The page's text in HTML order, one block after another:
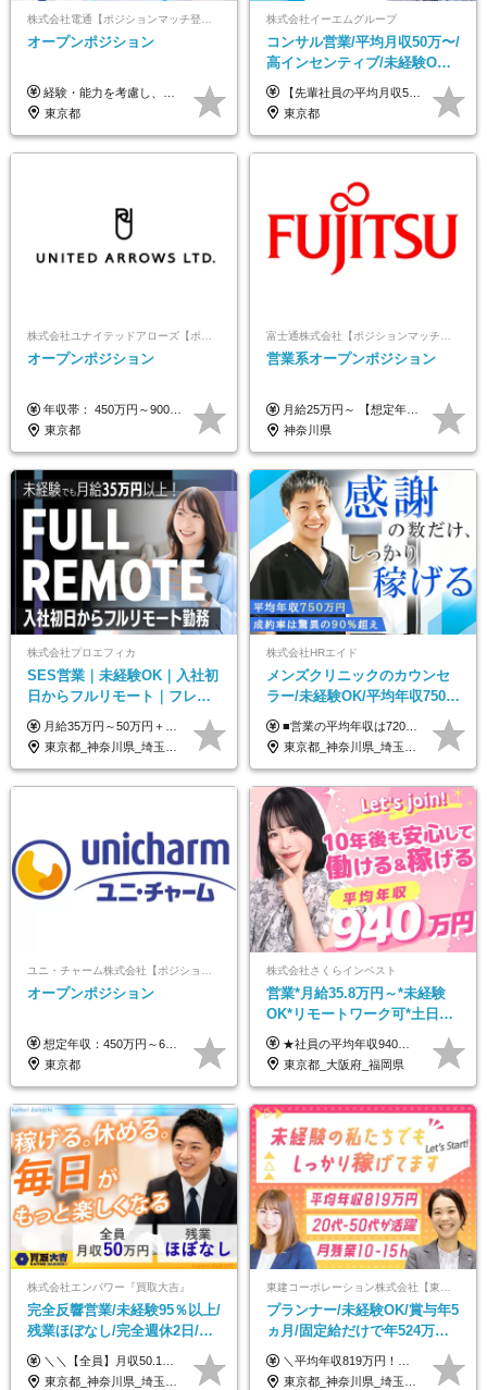
株式会社電通【ポジションマッチ登録】
オープンポジション
経験・能力を考慮し、当社規定により決定します。 ▼参考情報 ------------ 年収イメージ：500万～1500万
東京都
株式会社イーエムグループ
コンサル営業/平均月収50万〜/
高インセンティブ/未経験OK/
残業なし/4,50代も活躍/ブラン
ク可/面接1回
【先輩社員の平均月収50万円】 月給30万円以上+インセンティブ+その他手当 ※経験・スキルを考慮の上で給与を決定します ※上記には5万円（月20時間分）のみなし残業代と一律手当（営業手当4万円、能力評価手当4万円）を含みます ※上記を超える残業代は別途全額支給します ※試用期間：3ヶ月あり（試用期間中の待遇に差異なし）
東京都
オープンポジション
年収帯： 450万円～900万円 ※経験・スキルを考慮の上、決定します。
東京都
営業系オープンポジション
月給25万円～ 【想定年収】 400万円～1000万円（残業代及び諸手当込） ※ご経験、前年収、ご年齢に応じて決定します。
神奈川県
株式会社プロエフィカ
SES営業｜未経験OK｜入社初
日からフルリモート｜フレッ
クス可｜残業月平均10h以下｜
事業立ち上げメンバー
月給35万円～50万円＋交通費 ◎経験やスキルを考慮し、最大限優遇します ◎上記月給は固定残業代月40時間分(月10万9,375～)を含みます。残業時間が超過した場合はその分追加支給します ◎試用期間6カ月あり(給与や待遇は同じです)
東京都_神奈川県_埼玉県_千葉県_大阪府_愛知県_北海道_青森県_岩手県_宮城県_秋田県_山形県_福島県_茨城県_栃木県_群馬県_新潟県_山梨県_長野県_富山県_石川県_福井県_静岡県_岐阜県_三重県_兵庫県_京都府_滋賀県_奈良県_和歌山県_広島県_岡山県_鳥取県_島根県_山口県_徳島県_香川県_愛媛県_高知県_福岡県_熊本県_佐賀県_長崎県_大分県_宮崎県_鹿児島県_沖縄県
株式会社HRエイド
メンズクリニックのカウンセ
ラー/未経験OK/平均年収750万
円/4人に1人が年収1000万円超
え/成約率90％
■営業の平均年収は720万円！ ■4人に1人が年収1000万円超え 月給27万円～100万円+インセンティブ(平均月20～40万円程) ＜インセンティブ制度について＞ 当社では創業以来、頑張ったらその分稼げる環境づくりに注力。カウンセラー部署では、個人の成約金額・チームの成果・事業部の売上利益を掛け合わせる新しいインセンティブ制度を導入しました。あなたの頑張り次第で毎月高インセンティブが実現できる体制です！ ※上記金額には固定残業代（35,500円以上～・30時間分）が含まれます。時間超過分は追加支給します。 ※試用期間3か月あり。研修期間3か月中は、月給25万円～30万円になります。(固定残業代：35,500円～・23h分を含む) ※インセンティブの一部は、研修期間中から支給されます。その他待遇の差異はありません。
東京都_神奈川県_埼玉県_千葉県_大阪府_愛知県_北海道_宮城県_栃木県_群馬県_静岡県_兵庫県_京都府_岡山県_熊本県
オープンポジション
想定年収：450万円～650万円 ※経験・能力を考慮の上、規定により優遇いたします ※試用期間6ヵ月（その間の給与・待遇に変動はありません）
東京都
株式会社さくらインベスト
営業*月給35.8万円～*未経験
OK*リモートワーク可*土日祝
休み*年休123日以上*転職者全
員が収入UP
★社員の平均年収940万円（※2025年11月時点） ★転職者は全員収入アップを実現 ★入社半年で昇給した実績あり！ 【営業未経験】 月給35万8,000円～（固定残業代含む）＋インセンティブ ＋賞与年2回 【管理職候補】 月給40万円～100万円＋インセンティブ＋賞与年2回 ※固定残業代は、時間外労働の有無にかかわらず月25時間分（月5万8,000円～）を支給します。 ※上記を超える時間外労働分は、別途追加で支給します。 ＼月給額が高い理由について／ 当社が扱うのは、1件あたり100万円以上となる高単価な金融商品です。 そのため月給ベースも高く設定して社員に還元しています。 ＜試用期間中の給与＞※営業未経験の方 試用期間2カ月あり。 月給25万円＋営業手当5万円（資格取得後より日割り支給） ※残業代は別途全額支給します。 ※その他の待遇に差異はありません。 ★時短勤務も可能です ・7時間勤務：月給26万2,500円～＋インセンティブ＋賞与（年2回） ・6時間勤務：月給24万円～＋インセンティブ＋賞与（年2回） （時短勤務例）9:00-16:00、10:00-17:00など
東京都_大阪府_福岡県
株式会社エンパワー『買取大吉』
完全反響営業/未経験95％以上/
残業ほぼなし/完全週休2日/月
収50万円スタート！/賞与年2
回
＼＼【全員】月収50.1万円保証！／／ 月給30.1万円＋インセン＋特別手当20万円(半年間)＋賞与 ※経験者は優遇いたします（研修も免除の場合有） ※固定残業代:7万4000円以上/月45時間分を含む ※固定残業代は残業がない場合も支給し、超過分は別途支給します ■入社後5日間研修を実施 研修中のテスト（ロープレ、商材知識）合格で研修生卒業となり翌月からインセンティブの対象に。 ロープレは細かな評価基準があり、顧客満足度をキープするため非常に重要なテストです。 ※4カ月目以降も不合格の場合、月給28.3万円／1カ月以内合格率100％ ＜平均年収＞ ◆一般メンバー ：625万円 ◆店長（管理職）：1178万円 ◆マネージャー ：4160万円
東京都_神奈川県_埼玉県_千葉県_大阪府_愛知県_北海道_青森県_岩手県_宮城県_秋田県_山形県_福島県_茨城県_栃木県_群馬県_新潟県_山梨県_長野県_富山県_石川県_福井県_静岡県_岐阜県_三重県_兵庫県_京都府_滋賀県_奈良県_和歌山県_広島県_岡山県_鳥取県_島根県_山口県_徳島県_香川県_愛媛県_高知県_福岡県_熊本県_佐賀県_長崎県_大分県_宮崎県_鹿児島県_沖縄県
プランナー/未経験OK/賞与年5
ヵ月/固定給だけで年524万円
可能/二人に一人が年収700万
円/休めて稼げる
＼平均年収819万円！社員の最大年収3,131万円／ ＼2人に1人が年収700万円以上／ ＼5人に1人が年収1,000万円以上！／ 固定給だけで、年収524万円も可能！ インセンティブだけでなく固定給でもしっかり稼げる仕組みです！ 【入社初年度】 年収400万～550万円＋インセンティブ →月給26万3,000円～29万5,600円＋賞与年2回（基本給×約5ヵ月分※前年度実績）＋インセンティブ＋各種手当 【インセンティブ】 1物件着工で目安80万～200万円 ※建物の契約金額実績によります 【各種手当】 ・都市手当…月1万円～3万円（首都圏・東海圏・関西圏で弊社指定の事業所に勤務する方が対象） ・家族手当…配偶者：月1万円、子供1名につき：月5千円 ・資格手当…FP資格1級：月1万円、2級：月5千円、3級：月3千円 ・役職手当…昇進欄に詳細記載（主任補：月5千円→主任：月1万円…） 【その他】 ※上記月給には、固定残業代【47時間分（7万3,800円以上）】が含まれます ※月平均残業時間は14時間と少なめです（2023年度） ※固定残業代の時間数を超える時間外労働は追加で支給 但し、時間数を超える時間外労働が発生する場合もあります（特別条項付き協定締結済）
東京都_神奈川県_埼玉県_千葉県_大阪府_愛知県_宮城県_茨城県_栃木県_群馬県_静岡県_兵庫県_京都府_福岡県